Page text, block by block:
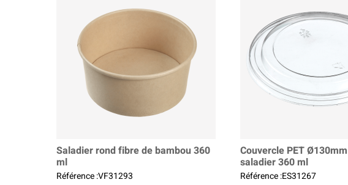
Saladier rond fibre de bambou 360
ml
Référence :VF31293
Couvercle PET
saladier 360 ml
Référence :ES31267